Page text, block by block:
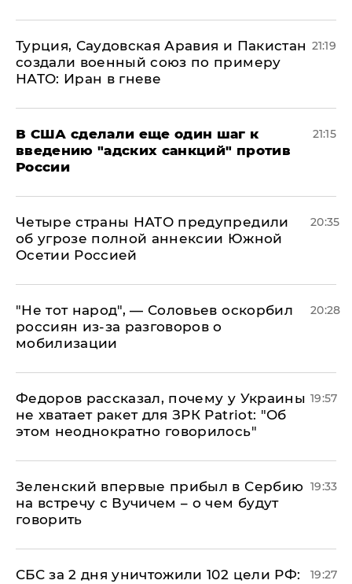
Турция, Саудовская Аравия и Пакистан
создали военный союз по примеру
НАТО: Иран в гневе
21:19
В США сделали еще один шаг к
введению "адских санкций" против
России
21:15
Четыре страны НАТО предупредили
об угрозе полной аннексии Южной
Осетии Россией
20:35
​"Не тот народ", — Соловьев оскорбил
россиян из-за разговоров о
мобилизации
20:28
Федоров рассказал, почему у Украины
не хватает ракет для ЗРК Patriot: "Об
этом неоднократно говорилось"
19:57
Зеленский впервые прибыл в Сербию
на встречу с Вучичем – о чем будут
говорить
19:33
СБС за 2 дня уничтожили 102 цели РФ:
19:27